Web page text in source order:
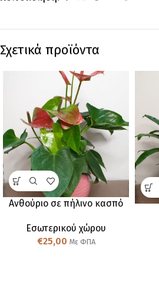
Σχετικά προϊόντα
Ανθούριο σε πήλινο κασπό
Εσωτερικού χώρου
€25,00 Με ΦΠΑ